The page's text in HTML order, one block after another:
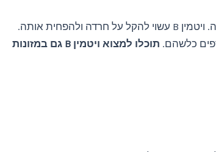
יש קשר בין רמות ויטמין B12 ותסמיני חרדה. ויטמין B עשוי להקל על חרדה ולהפחית אותה.
כלשהם.
תוכלו למצוא ויטמין B גם במזונות